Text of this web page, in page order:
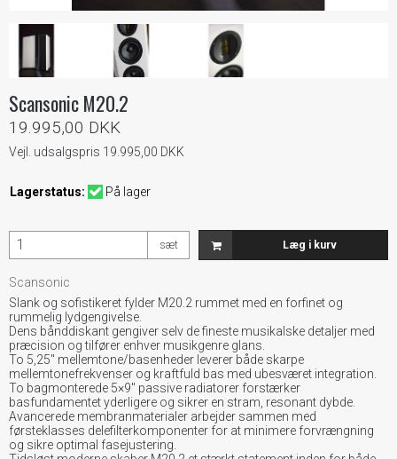
Scansonic M20.2
19.995,00 DKK
Vejl. udsalgspris 19.995,00 DKK
Lagerstatus: På lager
sæt Læg i kurv
Scansonic
Slank og sofistikeret fylder M20.2 rummet med en forfinet og
rummelig lydgengivelse.
Dens bånddiskant gengiver selv de fineste musikalske detaljer med
præcision og tilfører enhver musikgenre glans.
To 5,25″ mellemtone/basenheder leverer både skarpe
mellemtonefrekvenser og kraftfuld bas med ubesværet integration.
To bagmonterede 5×9″ passive radiatorer forstærker
basfundamentet yderligere og sikrer en stram, resonant dybde.
Avancerede membranmaterialer arbejder sammen med
førsteklasses delefilterkomponenter for at minimere forvrængning
og sikre optimal fasejustering.